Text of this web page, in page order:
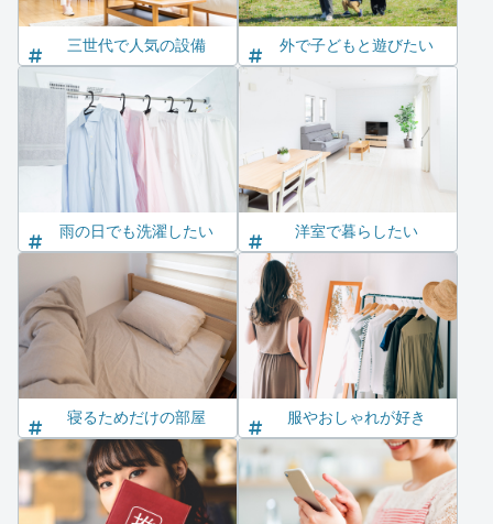
三世代で人気の設備 外で子どもと遊びたい
雨の日でも洗濯したい 洋室で暮らしたい
寝るためだけの部屋 服やおしゃれが好き